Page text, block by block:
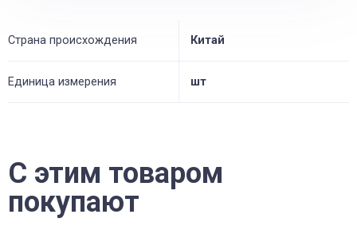
Страна происхождения Китай
Единица измерения шт
С этим товаром
покупают